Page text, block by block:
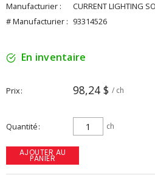
Manufacturier :
CURRENT LIGHTING
# Manufacturier : 93314526
En inventaire
Prix 98,24 $ / ch
Quantité ch
AJOUTER AU
PANIER